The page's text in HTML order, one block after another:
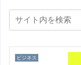
ビジネス